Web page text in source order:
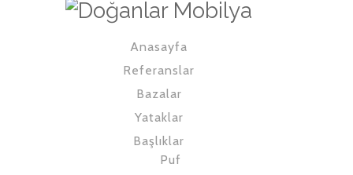
Anasayfa
Referanslar
Bazalar
Yataklar
Başlıklar
Puf